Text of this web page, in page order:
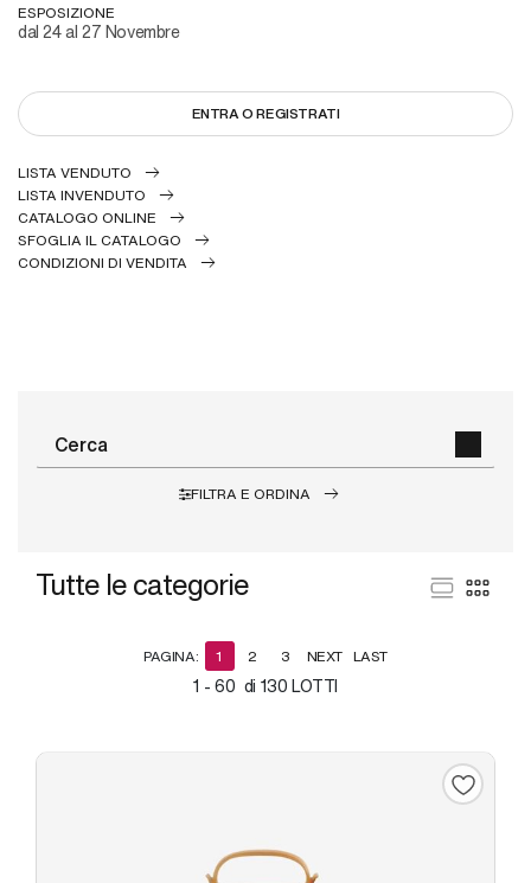
ESPOSIZIONE
dal 24 al 27 Novembre
ENTRA O REGISTRATI
LISTA VENDUTO
LISTA INVENDUTO
CATALOGO ONLINE
SFOGLIA IL CATALOGO
CONDIZIONI DI VENDITA
FILTRA E ORDINA
Tutte le categorie
1 - 60 di 130 LOTTI
PAGINA: 1 2 3 NEXT LAST